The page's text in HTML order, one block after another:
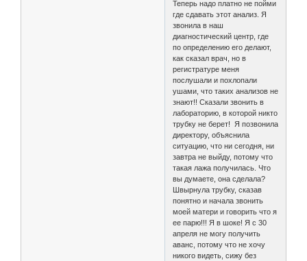
Теперь надо платно не пойми
где сдавать этот анализ. Я
звонила в наш
диагностический центр, где
по определению его делают,
как сказал врач, но в
регистратуре меня
послушали и похлопали
ушами, что таких анализов не
знают!! Сказали звонить в
лабораторию, в которой никто
трубку не берет! Я позвонила
директору, объяснила
ситуацию, что ни сегодня, ни
завтра не выйду, потому что
такая лажа получилась. Что
вы думаете, она сделала?
Швырнула трубку, сказав
понятно и начала звонить
моей матери и говорить что я
ее парю!!! Я в шоке! Я с 30
апреля не могу получить
аванс, потому что не хочу
никого видеть, сижу без